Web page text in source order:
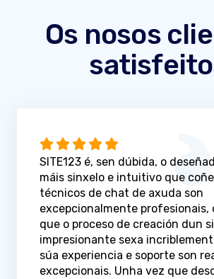
Os nosos
SITE123 é, sen dúbida, o
máis sinxelo e intuitivo que
técnicos de chat de axuda son
excepcionalmente profesionais,
que o proceso de creación dun
impresionante sexa
súa experiencia e soporte son
excepcionais. Unha vez que